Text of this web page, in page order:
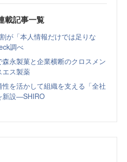
載記事一覧
が「本人情報だけでは足りな
調べ
永製菓と企業横断のクロスメン
ス製薬
を活かして組織を支える「全社
新設—SHIRO